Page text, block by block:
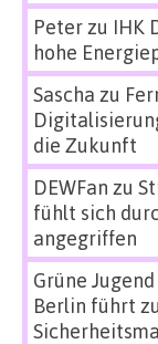
Peterzu IHK
hohe
Sascha zu
die Zukunft
DEWFan zu
fühlt sich
angegriffen
Grüne
Berlin führt